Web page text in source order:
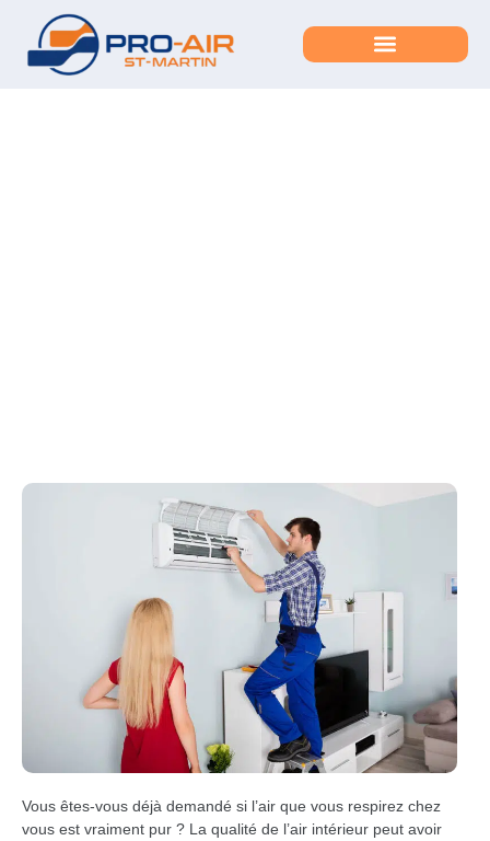
Vous êtes-vous déjà demandé si l’air que vous respirez chez
vous est vraiment pur ? La qualité de l’air intérieur peut avoir